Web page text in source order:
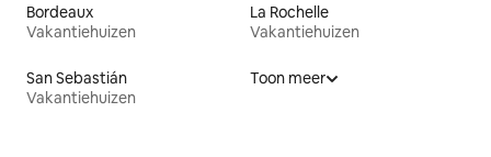
Bordeaux
Vakantiehuizen
La Rochelle
Vakantiehuizen
San Sebastián
Vakantiehuizen
Toon meer